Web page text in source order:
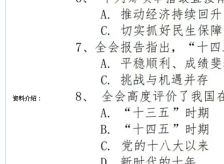
资料介绍：